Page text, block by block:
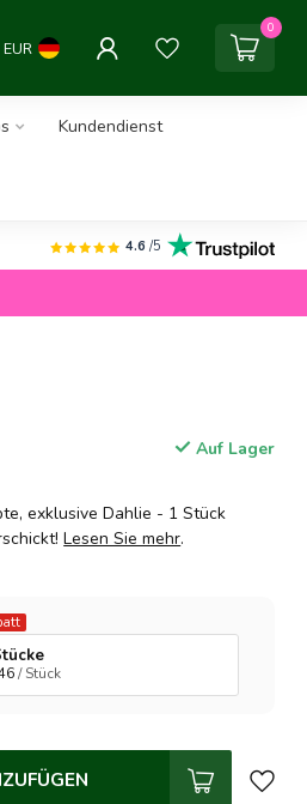
EUR
0
Kundendienst
4.6 /5
Auf Lager
exklusive Dahlie - 1 Stück
Lesen Sie mehr.
/ Stück